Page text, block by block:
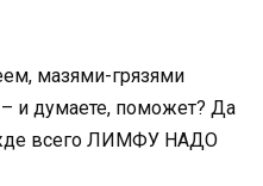
мазями-грязями
и думаете, поможет? Да
всего ЛИМФУ НАДО